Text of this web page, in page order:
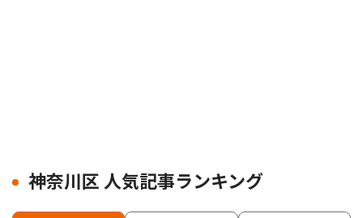
神奈川区 人気記事ランキング